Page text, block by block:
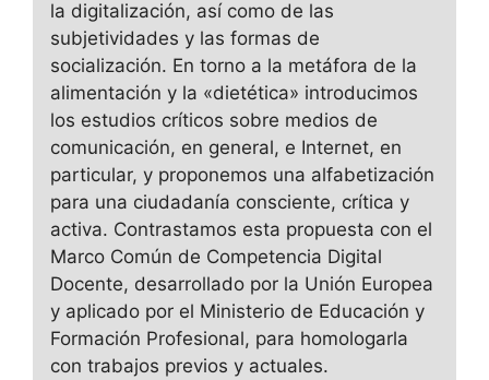
la digitalización, así como de las
subjetividades y las formas de
socialización. En torno a la metáfora de la
alimentación y la «dietética» introducimos
los estudios críticos sobre medios de
comunicación, en general, e Internet, en
particular, y proponemos una alfabetización
para una ciudadanía consciente, crítica y
activa. Contrastamos esta propuesta con el
Marco Común de Competencia Digital
Docente, desarrollado por la Unión Europea
y aplicado por el Ministerio de Educación y
Formación Profesional, para homologarla
con trabajos previos y actuales.